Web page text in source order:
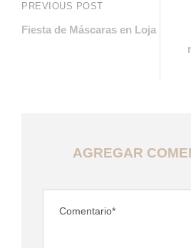
PREVIOUS POST
Fiesta de Máscaras en Loja
AGREGAR